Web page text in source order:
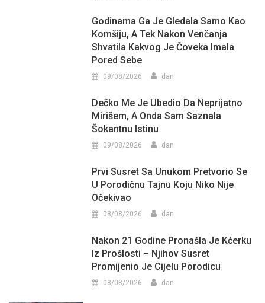
Godinama Ga Je Gledala Samo Kao
Komšiju, A Tek Nakon Venčanja
Shvatila Kakvog Je Čoveka Imala
Pored Sebe
09/08/2026 dan
Dečko Me Je Ubedio Da Neprijatno
Mirišem, A Onda Sam Saznala
Šokantnu Istinu
09/08/2026 dan
Prvi Susret Sa Unukom Pretvorio Se
U Porodičnu Tajnu Koju Niko Nije
Očekivao
08/08/2026 dan
Nakon 21 Godine Pronašla Je Kćerku
Iz Prošlosti – Njihov Susret
Promijenio Je Cijelu Porodicu
08/08/2026 dan